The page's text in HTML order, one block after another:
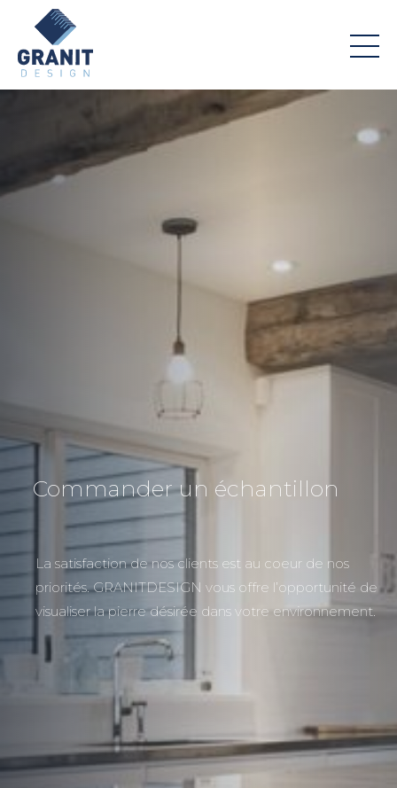
Commander un échantillon
La satisfaction de nos clients est au coeur de nos
priorités. GRANITDESIGN vous offre l’opportunité de
visualiser la pierre désirée dans votre environnement.